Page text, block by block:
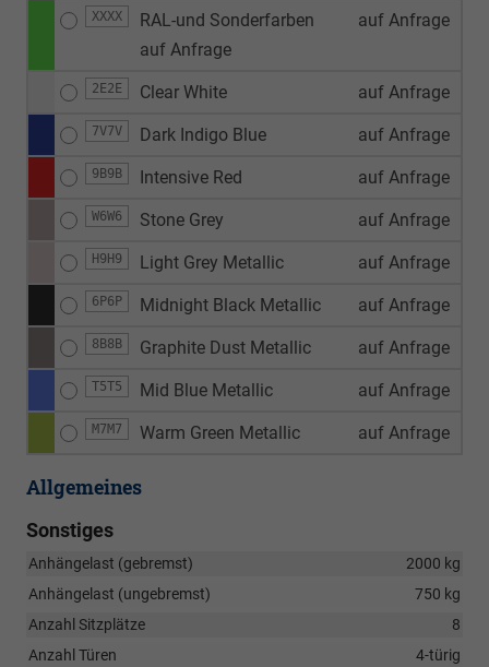
XXXX
RAL-und Sonderfarben
auf Anfrage
auf Anfrage
2E2E Clear White auf Anfrage
7V7V Dark Indigo Blue auf Anfrage
9B9B Intensive Red auf Anfrage
W6W6 Stone Grey auf Anfrage
H9H9 Light Grey Metallic auf Anfrage
6P6P Midnight Black Metallic auf Anfrage
8B8B Graphite Dust Metallic auf Anfrage
T5T5 Mid Blue Metallic auf Anfrage
M7M7 Warm Green Metallic auf Anfrage
Allgemeines
Sonstiges
Anhängelast (gebremst)
2000 kg
Anhängelast (ungebremst)
750 kg
Anzahl Sitzplätze
8
Anzahl Türen
4-türig